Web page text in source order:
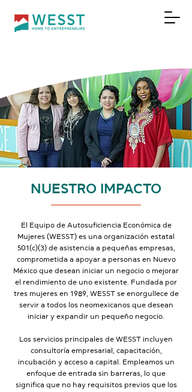
DONAR
NUESTRO IMPACTO
El Equipo de Autosuficiencia Económica de
Mujeres (WESST) es una organización estatal
501(c)(3) de asistencia a pequeñas empresas,
comprometida a apoyar a personas en Nuevo
México que desean iniciar un negocio o mejorar
el rendimiento de uno existente. Fundada por
tres mujeres en 1989, WESST se enorgullece de
servir a todos los neomexicanos que desean
iniciar y expandir un pequeño negocio.
Los servicios principales de WESST incluyen
consultoría empresarial, capacitación,
incubación y acceso a capital. Empleamos un
enfoque de entrada sin barreras, lo que
significa que no hay requisitos previos que los